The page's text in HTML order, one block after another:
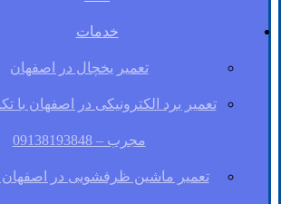
خدمات
تعمیر یخچال در اصفهان
تعمیر برد الکترونیکی در اصفهان با
مجرب – 09138193848
تعمیر ماشین ظرفشویی در اصفهان